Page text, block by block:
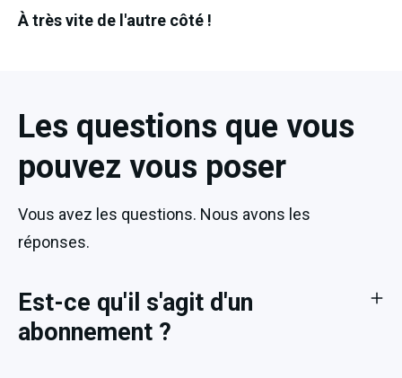
À très vite de l'autre côté !
Les questions que vous
pouvez vous poser
Vous avez les questions. Nous avons les
réponses.
Est-ce qu'il s'agit d'un
abonnement ?